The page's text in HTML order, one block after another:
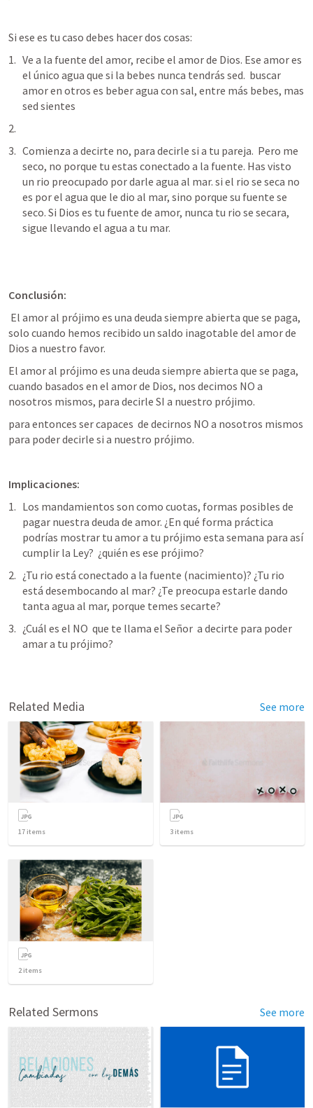
Si ese es tu caso debes hacer dos cosas:
Ve a la fuente del amor, recibe el amor de Dios. Ese amor es
el único agua que si la bebes nunca tendrás sed.  buscar
amor en otros es beber agua con sal, entre más bebes, mas
sed sientes
Comienza a decirte no, para decirle si a tu pareja.  Pero me
seco, no porque tu estas conectado a la fuente. Has visto
un rio preocupado por darle agua al mar. si el rio se seca no
es por el agua que le dio al mar, sino porque su fuente se
seco. Si Dios es tu fuente de amor, nunca tu rio se secara,
sigue llevando el agua a tu mar.
Conclusión:
solo cuando hemos recibido un saldo inagotable del amor de
Dios a nuestro favor.
El amor al prójimo es una deuda siempre abierta que se paga,
cuando basados en el amor de Dios, nos decimos NO a
nosotros mismos, para decirle SI a nuestro prójimo.
para entonces ser capaces  de decirnos NO a nosotros mismos
para poder decirle si a nuestro prójimo.
Implicaciones:
Los mandamientos son como cuotas, formas posibles de
pagar nuestra deuda de amor. ¿En qué forma práctica
podrías mostrar tu amor a tu prójimo esta semana para así
cumplir la Ley?  ¿quién es ese prójimo?
¿Tu rio está conectado a la fuente (nacimiento)? ¿Tu rio
está desembocando al mar? ¿Te preocupa estarle dando
tanta agua al mar, porque temes secarte?
¿Cuál es el NO  que te llama el Señor  a decirte para poder
amar a tu prójimo?
Related Media See more
17 items 3 items
2items
Related Sermons See more